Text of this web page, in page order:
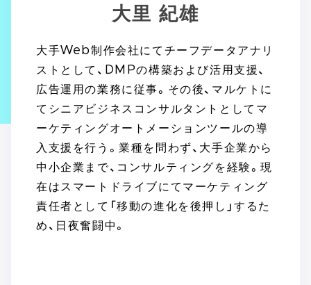
大里 紀雄
大手Web制作会社にてチーフデータアナリ
ストとして、DMPの構築および活用支援、
広告運用の業務に従事。その後、マルケトに
てシニアビジネスコンサルタントとしてマ
ーケティングオートメーションツールの導
入支援を行う。業種を問わず、大手企業から
中小企業まで、コンサルティングを経験。現
在はスマートドライブにてマーケティング
責任者として「移動の進化を後押し」するた
め、日夜奮闘中。